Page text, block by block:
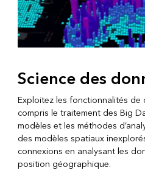
Science des
Exploitez les fonctionnalités de
compris le traitement des Big
modèles et les méthodes
des modèles spatiaux
connexions en analysant les
position géographique.